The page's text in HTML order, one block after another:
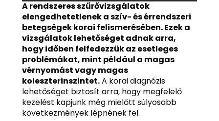
A rendszeres szűrővizsgálatok
elengedhetetlenek a szív- és érrendszeri
betegségek korai felismerésében.Ezek a
vizsgálatok lehetőséget adnak arra,
hogy időben felfedezzük az esetleges
problémákat, mint például a magas
vérnyomást vagy magas
koleszterinszintet.A korai diagnózis
lehetőséget biztosít arra, hogy megfelelő
kezelést kapjunk még mielőtt súlyosabb
következmények lépnének fel.